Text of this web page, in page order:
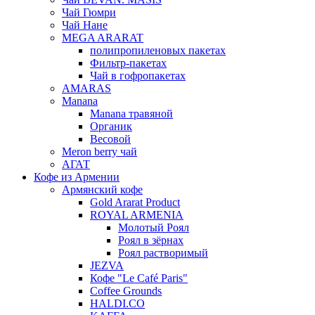
Чай Гюмри
Чай Нане
MEGA ARARAT
полипропиленовых пакетах
Фильтр-пакетах
Чай в гофропакетах
AMARAS
Manana
Manana травяной
Органик
Весовой
Meron berry чай
АГАТ
Кофе из Армении
Армянский кофе
Gold Ararat Product
ROYAL ARMENIA
Молотый Роял
Роял в зёрнах
Роял растворимый
JEZVA
Кофе "Le Café Paris"
Coffee Grounds
HALDI.CO